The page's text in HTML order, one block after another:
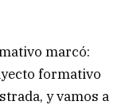
marcó:
formativo
y vamos a